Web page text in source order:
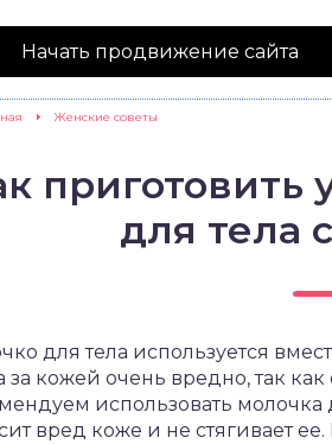
Начать продвижение сайта
Женские советы
для тела
для тела используется
за кожей очень вредно, так
использовать
вред коже и не стягивает